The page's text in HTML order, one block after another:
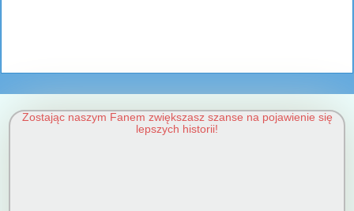
Zostając naszym Fanem zwiększasz szanse na pojawienie się
lepszych historii!